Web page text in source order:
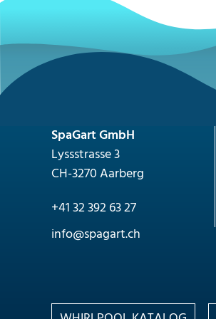
SpaGart GmbH
Lyssstrasse 3
CH-3270 Aarberg
+41 32 392 63 27
nf
sp g rtch